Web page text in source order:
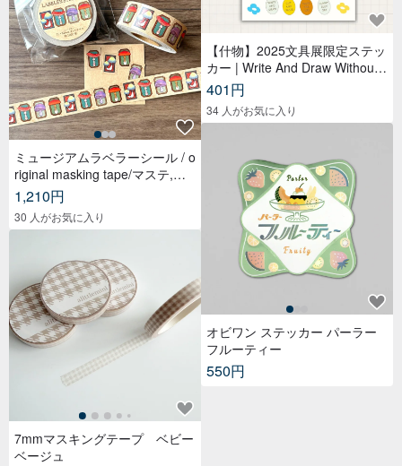
ミュージアムラベラーシール / o
riginal masking tape/マステ,美
纹纸胶带,文具,ステーショナリ
ー,紙もの,紙膠帶,贴纸
1,210円
30 人がお気に入り
7mmマスキングテープ ベビー
ベージュ
【什物】2025文具展限定ステッ
カー | Write And Draw Without
Limited
401円
34 人がお気に入り
オビワン ステッカー パーラー
フルーティー
550円